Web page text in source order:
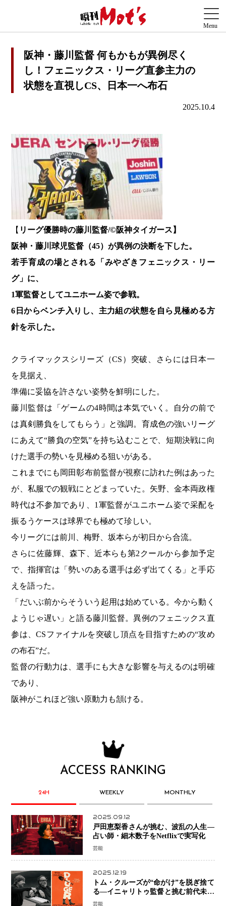
阪神・藤川監督 何もかもが異例尽く
し！フェニックス・リーグ直参主力の
状態を直視しCS、日本一へ布石
2025.10.4
【 リーグ優勝時の藤川監督/©️阪神タイガース】
阪神・藤川球児監督（45）が異例の決断を下した。
若手育成の場とされる「みやざきフェニックス・リー
グ」に、
1軍監督としてユニホーム姿で参戦。
6日からベンチ入りし、主力組の状態を自ら見極める方
針を示した。
クライマックスシリーズ（CS）突破、さらには日本一
を見据え、
準備に妥協を許さない姿勢を鮮明にした。
藤川監督は「ゲームの4時間は本気でいく。自分の前で
は真剣勝負をしてもらう」と強調。育成色の強いリーグ
にあえて“勝負の空気”を持ち込むことで、短期決戦に向
けた選手の勢いを見極める狙いがある。
これまでにも岡田彰布前監督が視察に訪れた例はあった
が、私服での観戦にとどまっていた。矢野、金本両政権
時代は不参加であり、1軍監督がユニホーム姿で采配を
振るうケースは球界でも極めて珍しい。
今リーグには前川、梅野、坂本らが初日から合流。
さらに佐藤輝、森下、近本らも第2クールから参加予定
で、指揮官は「勢いのある選手は必ず出てくる」と手応
えを語った。
「だいぶ前からそういう起用は始めている。今から動く
ようじゃ遅い」と語る藤川監督。異例のフェニックス直
参は、CSファイナルを突破し頂点を目指すための“攻め
の布石”だ。
監督の行動力は、選手にも大きな影響を与えるのは明確
であり、
阪神がこれほど強い原動力も頷ける。
ACCESS RANKING
24H WEEKLY MONTHLY
2025.09.12
戸田恵梨香さんが挑む、波乱の人生―
占い師・細木数子をNetflixで実写化
芸能
2025.12.19
トム・クルーズが“命がけ”を脱ぎ捨て
る―イニャリトゥ監督と挑む前代未聞
の大惨事コメディ「DIGGER ディガ
芸能